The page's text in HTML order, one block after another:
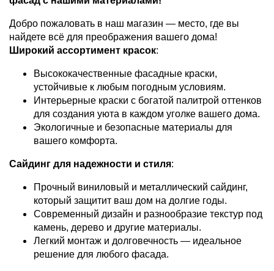
Добро пожаловать в наш магазин — место, где вы
найдете всё для преображения вашего дома!
Широкий ассортимент красок:
Высококачественные фасадные краски,
устойчивые к любым погодным условиям.
Интерьерные краски с богатой палитрой оттенков
для создания уюта в каждом уголке вашего дома.
Экологичные и безопасные материалы для
вашего комфорта.
Сайдинг для надежности и стиля:
Прочный виниловый и металлический сайдинг,
который защитит ваш дом на долгие годы.
Современный дизайн и разнообразие текстур под
камень, дерево и другие материалы.
Легкий монтаж и долговечность — идеальное
решение для любого фасада.